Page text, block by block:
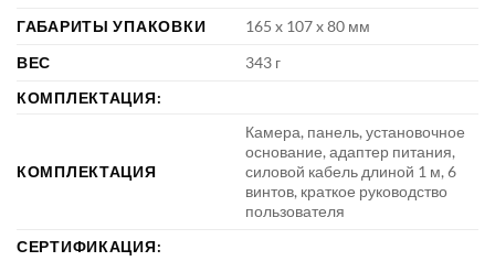
ГАБАРИТЫ УПАКОВКИ
165 x 107 x 80 мм
ВЕС
343 г
КОМПЛЕКТАЦИЯ:
КОМПЛЕКТАЦИЯ
Камера, панель, установочное
основание, адаптер питания,
силовой кабель длиной 1 м, 6
винтов, краткое руководство
пользователя
СЕРТИФИКАЦИЯ: